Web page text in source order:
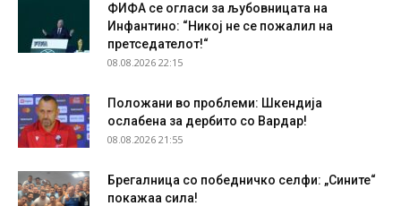
ФИФА се огласи за љубовницата на
Инфантино: “Никој не се пожалил на
претседателот!“
08.08.2026 22:15
Положани во проблеми: Шкендија
ослабена за дербито со Вардар!
08.08.2026 21:55
Брегалница со победничко селфи: „Сините“
покажаа сила!